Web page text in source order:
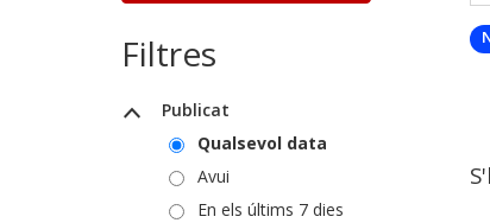
Filtres
Publicat
Qualsevol data
Avui
En els últims 7 dies